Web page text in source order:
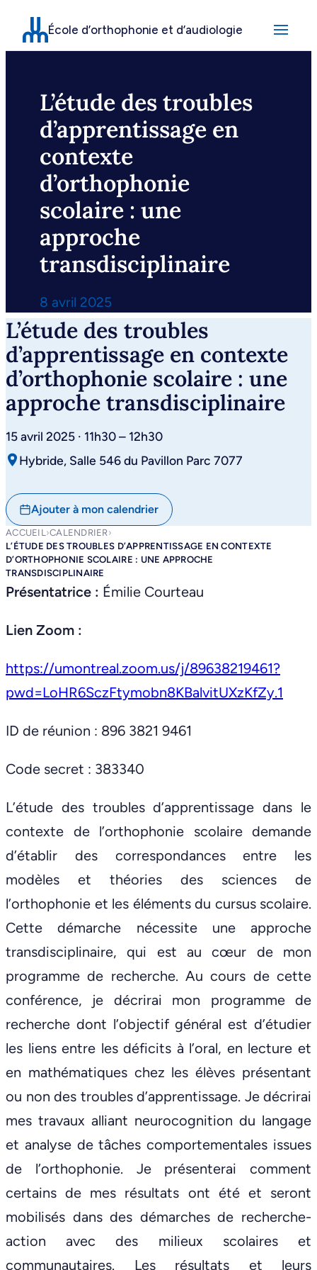
Aller
contenu
École d’orthophonie et d’audiologie
L’étude des troubles
d’apprentissage en
contexte
d’orthophonie
scolaire : une
approche
transdisciplinaire
8 avril 2025
L’étude des troubles
d’apprentissage en contexte
d’orthophonie scolaire : une
approche transdisciplinaire
15 avril 2025 · 11h30 – 12h30
Hybride, Salle 546 du Pavillon Parc 7077
Ajouter à mon calendrier
ACCUEIL ›CALENDRIER›
L’ÉTUDE DES TROUBLES D’APPRENTISSAGE EN CONTEXTE
D’ORTHOPHONIE SCOLAIRE : UNE APPROCHE
TRANSDISCIPLINAIRE
Présentatrice : Émilie Courteau
Lien Zoom :
https://umontreal.zoom.us/j/89638219461?
pwd=LoHR6SczFtymobn8KBalvitUXzKfZy.1
ID de réunion : 896 3821 9461
Code secret : 383340
L’étude des troubles d’apprentissage dans le
contexte de l’orthophonie scolaire demande
d’établir des correspondances entre les
modèles et théories des sciences de
l’orthophonie et les éléments du cursus scolaire.
Cette démarche nécessite une approche
transdisciplinaire, qui est au cœur de mon
programme de recherche. Au cours de cette
conférence, je décrirai mon programme de
recherche dont l’objectif général est d’étudier
les liens entre les déficits à l’oral, en lecture et
en mathématiques chez les élèves présentant
ou non des troubles d’apprentissage. Je décrirai
mes travaux alliant neurocognition du langage
et analyse de tâches comportementales issues
de l’orthophonie. Je présenterai comment
certains de mes résultats ont été et seront
mobilisés dans des démarches de recherche-
action avec des milieux scolaires et
communautaires. Les résultats et leurs